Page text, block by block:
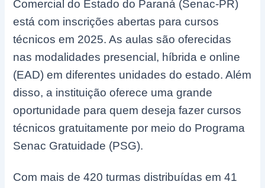
Comercial do Estado do Paraná (Senac-PR)
está com inscrições abertas para cursos
técnicos em 2025. As aulas são oferecidas
nas modalidades presencial, híbrida e online
(EAD) em diferentes unidades do estado. Além
disso, a instituição oferece uma grande
oportunidade para quem deseja fazer cursos
técnicos gratuitamente por meio do Programa
Senac Gratuidade (PSG).
Com mais de 420 turmas distribuídas em 41